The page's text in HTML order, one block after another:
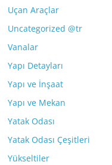
Uçan Araçlar
Uncategorized @tr
Vanalar
Yapı Detayları
Yapı ve İnşaat
Yapı ve Mekan
Yatak Odası
Yatak Odası Çeşitleri
Yükseltiler